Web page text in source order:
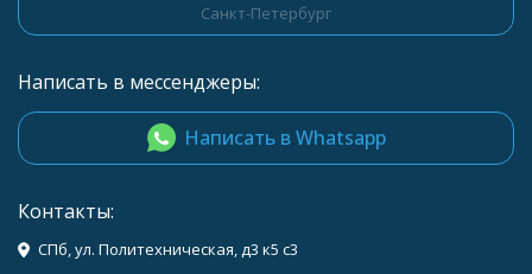
Санкт-Петербург
Написать в мессенджеры:
Написать в Whatsapp
Контакты:
СПб, ул. Политехническая, д3 к5 с3